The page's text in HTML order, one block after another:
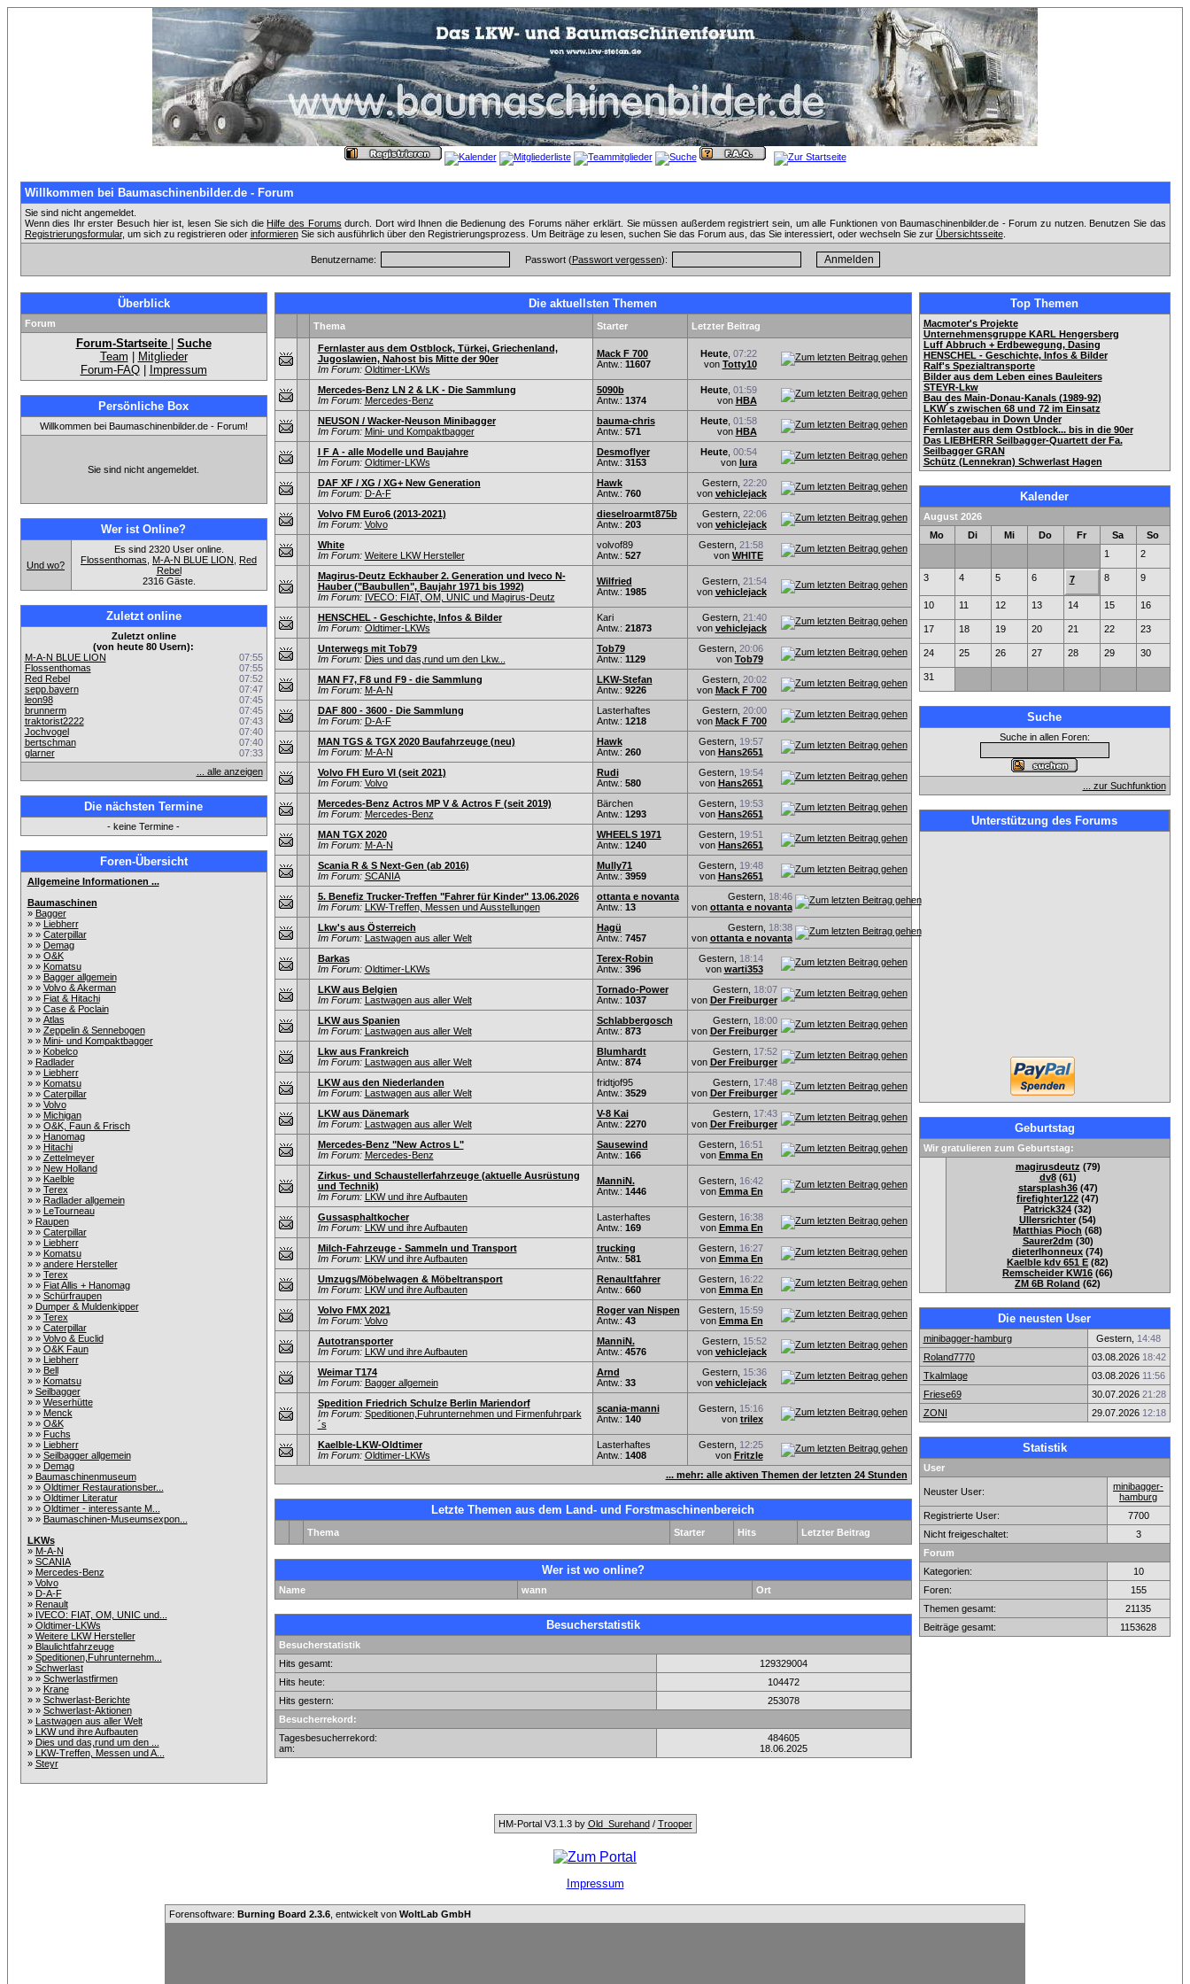
Willkommen bei Baumaschinenbilder.de - Forum
Sie sind nicht angemeldet.
Wenn dies Ihr erster Besuch hier ist, lesen Sie sich die Hilfe des Forums durch. Dort wird Ihnen die Bedienung des Forums näher erklärt. Sie müssen außerdem registriert sein, um alle Funktionen von Baumaschinenbilder.de - Forum zu nutzen. Benutzen Sie das
Registrierungsformular, um sich zu registrieren oder informierenSie sich ausführlich über den Registrierungsprozess. Um Beiträge zu lesen, suchen Sie das Forum aus, das Sie interessiert, oder wechseln Sie zur Übersichtsseite.
Benutzername: Passwort (Passwort vergessen):
Überblick
Forum
Forum-Startseite
Suche
Team
Mitglieder
Forum-FAQ| Impressum
Persönliche Box
Willkommen bei Baumaschinenbilder.de - Forum!
Sie sind nicht angemeldet.
Wer ist Online?
Und wo?
Es sind 2320 User online.
Flossenthomas
M-A-N BLUE LION
Red
Rebel
2316 Gäste.
Zuletzt online
Zuletzt online
(von heute 80 Usern):
M-A-N BLUE LION
07:55
Flossenthomas
07:55
Red Rebel
07:52
sepp.bayern
07:47
leon98
07:45
brunnerm
07:45
traktorist2222
07:43
Jochvogel
07:40
bertschman
07:40
glarner
07:33
... alle anzeigen
Die nächsten Termine
- keine Termine -
Foren-Übersicht
Allgemeine Informationen ...
Baumaschinen
» Bagger
» » Liebherr
» » Caterpillar
» » Demag
» » O&K
» » Komatsu
» » Bagger allgemein
» » Volvo & Akerman
» » Fiat & Hitachi
» » Case & Poclain
» » Atlas
» » Zeppelin & Sennebogen
» » Mini- und Kompaktbagger
» » Kobelco
» Radlader
» » Liebherr
» » Komatsu
» » Caterpillar
» » Volvo
» » Michigan
» » O&K, Faun & Frisch
» » Hanomag
» » Hitachi
» » Zettelmeyer
» » New Holland
» » Kaelble
» » Terex
» » Radlader allgemein
» » LeTourneau
» Raupen
» » Caterpillar
» » Liebherr
» » Komatsu
» » andere Hersteller
» » Terex
» » Fiat Allis + Hanomag
» » Schürfraupen
» Dumper & Muldenkipper
» » Terex
» » Caterpillar
» » Volvo & Euclid
» » O&K Faun
» » Liebherr
» » Bell
» » Komatsu
» Seilbagger
» » Weserhütte
» » Menck
» » O&K
» » Fuchs
» » Liebherr
» » Seilbagger allgemein
» » Demag
» Baumaschinenmuseum
» » Oldtimer Restaurationsber...
» » Oldtimer Literatur
» » Oldtimer - interessante M...
» » Baumaschinen-Museumsexpon...
LKWs
» M-A-N
» SCANIA
» Mercedes-Benz
» Volvo
» D-A-F
» Renault
» IVECO: FIAT, OM, UNIC und...
» Oldtimer-LKWs
» Weitere LKW Hersteller
» Blaulichtfahrzeuge
» Speditionen,Fuhrunternehm...
» Schwerlast
» » Schwerlastfirmen
» » Krane
» » Schwerlast-Berichte
» » Schwerlast-Aktionen
» Lastwagen aus aller Welt
» LKW und ihre Aufbauten
» Dies und das,rund um den ...
» LKW-Treffen, Messen und A...
» Steyr
Die aktuellsten Themen
Thema Starter Letzter Beitrag
Fernlaster aus dem Ostblock, Türkei, Griechenland,
Jugoslawien, Nahost bis Mitte der 90er
Im Forum: Oldtimer-LKWs
Mack F 700
Antw.: 11607
Heute, 07:22
von Totty10
Mercedes-Benz LN 2 & LK - Die Sammlung
Im Forum: Mercedes-Benz
5090b
Antw.: 1374
Heute, 01:59
von HBA
NEUSON / Wacker-Neuson Minibagger
Im Forum: Mini- und Kompaktbagger
bauma-chris
Antw.: 571
Heute, 01:58
von HBA
I F A - alle Modelle und Baujahre
Im Forum: Oldtimer-LKWs
Desmoflyer
Antw.: 3153
Heute, 00:54
von lura
DAF XF / XG / XG+ New Generation
Im Forum: D-A-F
Hawk
Antw.: 760
Gestern, 22:20
von vehiclejack
Volvo FM Euro6 (2013-2021)
Im Forum: Volvo
dieselroarmt875b
Antw.: 203
Gestern, 22:06
von vehiclejack
White
Im Forum: Weitere LKW Hersteller
volvof89
Antw.: 527
Gestern, 21:58
von WHITE
Magirus-Deutz Eckhauber 2. Generation und Iveco N-
Hauber ("Baubullen", Baujahr 1971 bis 1992)
Im Forum: IVECO: FIAT, OM, UNIC und Magirus-Deutz
Wilfried
Antw.: 1985
Gestern, 21:54
von vehiclejack
HENSCHEL - Geschichte, Infos & Bilder
Im Forum: Oldtimer-LKWs
Kari
Antw.: 21873
Gestern, 21:40
von vehiclejack
Unterwegs mit Tob79
Im Forum: Dies und das,rund um den Lkw...
Tob79
Antw.: 1129
Gestern, 20:06
von Tob79
MAN F7, F8 und F9 - die Sammlung
Im Forum: M-A-N
LKW-Stefan
Antw.: 9226
Gestern, 20:02
von Mack F 700
DAF 800 - 3600 - Die Sammlung
Im Forum: D-A-F
Lasterhaftes
Antw.: 1218
Gestern, 20:00
von Mack F 700
MAN TGS & TGX 2020 Baufahrzeuge (neu)
Im Forum: M-A-N
Hawk
Antw.: 260
Gestern, 19:57
von Hans2651
Volvo FH Euro VI (seit 2021)
Im Forum: Volvo
Rudi
Antw.: 580
Gestern, 19:54
von Hans2651
Mercedes-Benz Actros MP V & Actros F (seit 2019)
Im Forum: Mercedes-Benz
Bärchen
Antw.: 1293
Gestern, 19:53
von Hans2651
MAN TGX 2020
Im Forum: M-A-N
WHEELS 1971
Antw.: 1240
Gestern, 19:51
von Hans2651
Scania R & S Next-Gen (ab 2016)
Im Forum: SCANIA
Mully71
Antw.: 3959
Gestern, 19:48
von Hans2651
5. Benefiz Trucker-Treffen "Fahrer für Kinder" 13.06.2026
Im Forum: LKW-Treffen, Messen und Ausstellungen
ottanta e novanta
Antw.: 13
Gestern, 18:46
von ottanta e novanta
Lkw's aus Österreich
Im Forum: Lastwagen aus aller Welt
Hagü
Antw.: 7457
Gestern, 18:38
von ottanta e novanta
Barkas
Im Forum: Oldtimer-LKWs
Terex-Robin
Antw.: 396
Gestern, 18:14
von warti353
LKW aus Belgien
Im Forum: Lastwagen aus aller Welt
Tornado-Power
Antw.: 1037
Gestern, 18:07
von Der Freiburger
LKW aus Spanien
Im Forum: Lastwagen aus aller Welt
Schlabbergosch
Antw.: 873
Gestern, 18:00
von Der Freiburger
Lkw aus Frankreich
Im Forum: Lastwagen aus aller Welt
Blumhardt
Antw.: 874
Gestern, 17:52
von Der Freiburger
LKW aus den Niederlanden
Im Forum: Lastwagen aus aller Welt
fridtjof95
Antw.: 3529
Gestern, 17:48
von Der Freiburger
LKW aus Dänemark
Im Forum: Lastwagen aus aller Welt
V-8 Kai
Antw.: 2270
Gestern, 17:43
von Der Freiburger
Mercedes-Benz "New Actros L"
Im Forum: Mercedes-Benz
Sausewind
Antw.: 166
Gestern, 16:51
von Emma En
Zirkus- und Schaustellerfahrzeuge (aktuelle Ausrüstung
und Technik)
Im Forum: LKW und ihre Aufbauten
ManniN.
Antw.: 1446
Gestern, 16:42
von Emma En
Gussasphaltkocher
Im Forum: LKW und ihre Aufbauten
Lasterhaftes
Antw.: 169
Gestern, 16:38
von Emma En
Milch-Fahrzeuge - Sammeln und Transport
Im Forum: LKW und ihre Aufbauten
trucking
Antw.: 581
Gestern, 16:27
von Emma En
Umzugs/Möbelwagen & Möbeltransport
Im Forum: LKW und ihre Aufbauten
Renaultfahrer
Antw.: 660
Gestern, 16:22
von Emma En
Volvo FMX 2021
Im Forum: Volvo
Roger van Nispen
Antw.: 43
Gestern, 15:59
von Emma En
Autotransporter
Im Forum: LKW und ihre Aufbauten
ManniN.
Antw.: 4576
Gestern, 15:52
von vehiclejack
Weimar T174
Im Forum: Bagger allgemein
Arnd
Antw.: 33
Gestern, 15:36
von vehiclejack
Spedition Friedrich Schulze Berlin Mariendorf
Im Forum: Speditionen,Fuhrunternehmen und Firmenfuhrpark
´s
scania-manni
Antw.: 140
Gestern, 15:16
von trilex
Kaelble-LKW-Oldtimer
Im Forum: Oldtimer-LKWs
Lasterhaftes
Antw.: 1408
Gestern, 12:25
von Fritzle
... mehr: alle aktiven Themen der letzten 24 Stunden
Letzte Themen aus dem Land- und Forstmaschinenbereich
Thema Starter Hits Letzter Beitrag
Wer ist wo online?
Name wann Ort
Besucherstatistik
Besucherstatistik
Hits gesamt:
129329004
Hits heute:
104472
Hits gestern:
253078
Besucherrekord:
Tagesbesucherrekord:
am:
484605
18.06.2025
Top Themen
Macmoter's Projekte
Unternehmensgruppe KARL Hengersberg
Luff Abbruch + Erdbewegung, Dasing
HENSCHEL - Geschichte, Infos & Bilder
Ralf's Spezialtransporte
Bilder aus dem Leben eines Bauleiters
STEYR-Lkw
Bau des Main-Donau-Kanals (1989-92)
LKW´s zwischen 68 und 72 im Einsatz
Kohletagebau in Down Under
Fernlaster aus dem Ostblock... bis in die 90er
Das LIEBHERR Seilbagger-Quartett der Fa.
Seilbagger GRAN
Schütz (Lennekran) Schwerlast Hagen
Kalender
August 2026
Mo
Di Mi Do Fr Sa
So
1
2
3 4 5 6 7 8 9
10 11 12 13 14 15 16
17 18 19 20 21 22 23
24 25 26 27 28 29 30
31
Suche
Suche in allen Foren:
... zur Suchfunktion
Unterstützung des Forums
Geburtstag
Wir gratulieren zum Geburtstag:
magirusdeutz (79)
dv8(61)
starsplash36(47)
firefighter122 (47)
Patrick324 (32)
Ullersrichter (54)
Matthias Pioch (68)
Saurer2dm (30)
dieterlhonneux (74)
Kaelble kdv 651 E (82)
Remscheider KW16 (66)
ZM 6B Roland (62)
Die neusten User
minibagger-hamburg Gestern, 14:48
Roland7770
03.08.2026 18:42
Tkalmlage
03.08.2026 11:56
Friese69
30.07.2026 21:28
ZONI
29.07.2026 12:18
Statistik
User
Neuster User:
minibagger-
hamburg
Registrierte User:
7700
Nicht freigeschaltet:
3
Forum
Kategorien:
10
Foren:
155
Themen gesamt:
21135
Beiträge gesamt:
1153628
HM-Portal V3.1.3 by Old_Surehand/ Trooper
Impressum
Forensoftware: Burning Board 2.3.6 , entwickelt von WoltLab GmbH